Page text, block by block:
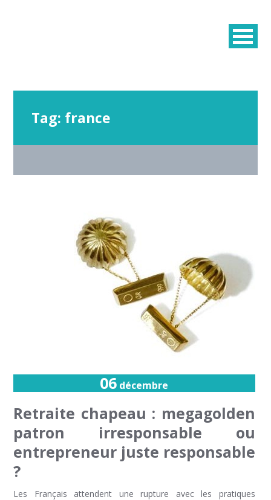
Tag: france
06 décembre
Retraite chapeau : megagolden
patron irresponsable ou
entrepreneur juste responsable
?
Les Français attendent une rupture avec les pratiques